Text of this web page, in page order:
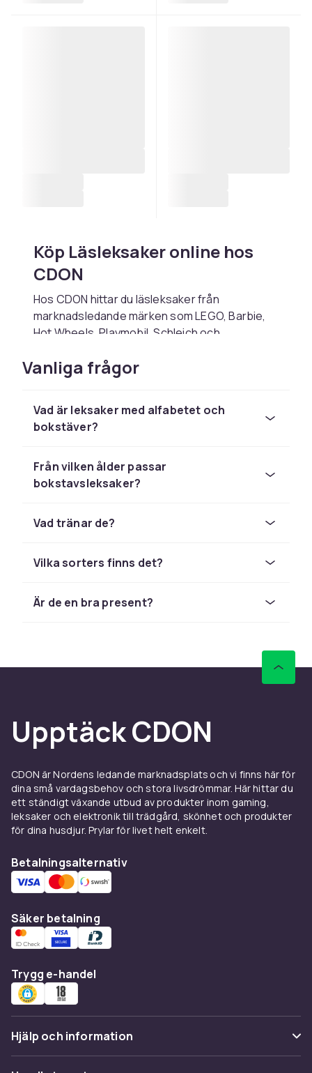
Köp Läsleksaker online hos
CDON
Hos CDON hittar du läsleksaker från
marknadsledande märken som LEGO, Barbie,
Hot Wheels, Playmobil, Schleich och
Oavsett om du letar efter en present till ett
barn, vill fylla på lekrummet eller söker det
oss.
Kontrollera alltid åldersangivelsen på
förpackningen – den finns av säkerhets­skäl.
leverans och enkel retur.
Vanliga frågor
Vad är leksaker med alfabetet och
bokstäver?
Från vilken ålder passar
bokstavsleksaker?
Vad tränar de?
Vilka sorters finns det?
Är de en bra present?
Upptäck CDON
CDON är Nordens ledande marknadsplats och vi finns här för
dina små vardagsbehov och stora livsdrömmar. Här hittar du
ett ständigt växande utbud av produkter inom gaming,
leksaker och elektronik till trädgård, skönhet och produkter
för dina husdjur. Prylar för livet helt enkelt.
Betalningsalternativ
Säker betalning
Trygg e-handel
Hjälp och information